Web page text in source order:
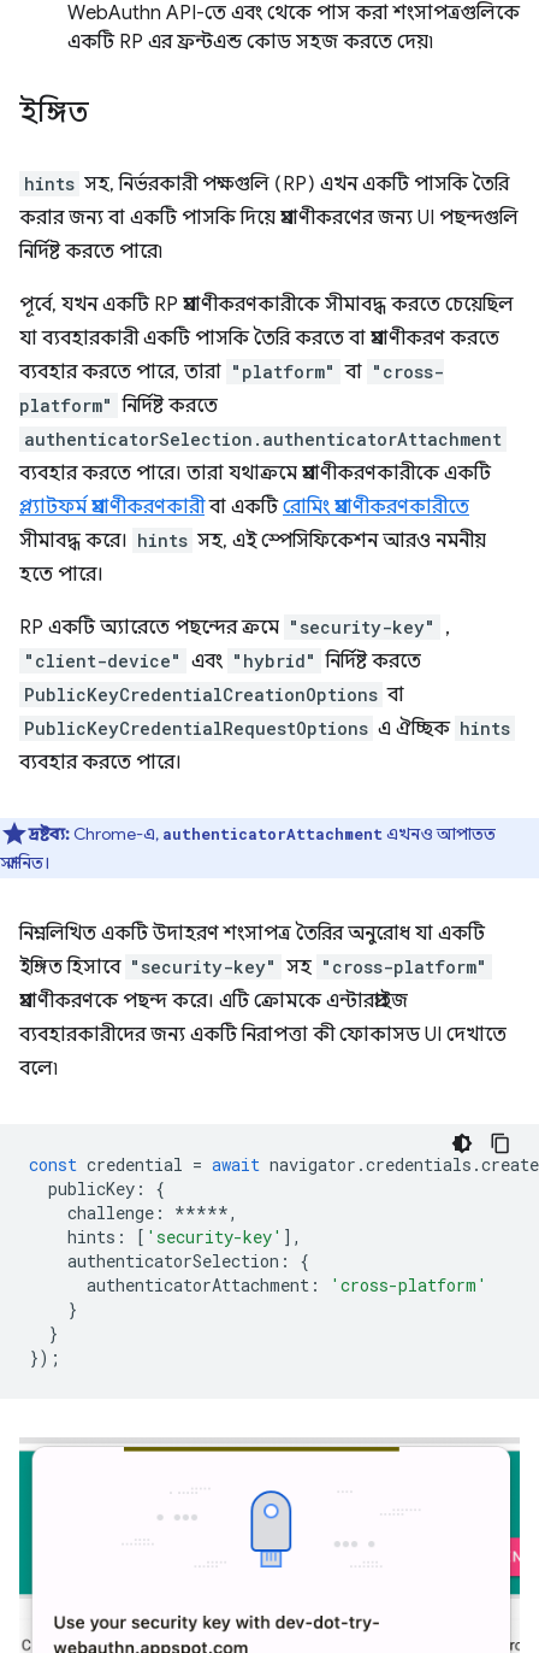
WebAuthn API-তে এবং থেকে পাস করা শংসাপত্রগুলিকে
একটি RP এর ফ্রন্টএন্ড কোড সহজ করতে দেয়৷
ইঙ্গিত
hints সহ, নির্ভরকারী পক্ষগুলি (RP) এখন একটি পাসকি তৈরি
করার জন্য বা একটি পাসকি দিয়ে প্রমাণীকরণের জন্য UI পছন্দগুলি
নির্দিষ্ট করতে পারে৷
পূর্বে, যখন একটি RP প্রমাণীকরণকারীকে সীমাবদ্ধ করতে চেয়েছিল
যা ব্যবহারকারী একটি পাসকি তৈরি করতে বা প্রমাণীকরণ করতে
ব্যবহার করতে পারে, তারা "platform" বা "cross-
platform" নির্দিষ্ট করতে
authenticatorSelection.authenticatorAttachment
ব্যবহার করতে পারে। তারা যথাক্রমে প্রমাণীকরণকারীকে একটি
প্ল্যাটফর্ম প্রমাণীকরণকারীবা একটিরোমিং প্রমাণীকরণকারীতে
সীমাবদ্ধ করে। hints সহ, এই স্পেসিফিকেশন আরও নমনীয়
হতে পারে।
RP একটি অ্যারেতে পছন্দের ক্রমে "security-key" ,
"client-device" এবং "hybrid" নির্দিষ্ট করতে
PublicKeyCredentialCreationOptions বা
PublicKeyCredentialRequestOptions এ ঐচ্ছিক hints
ব্যবহার করতে পারে।
দ্রষ্টব্য: Chrome-এ, authenticatorAttachment এখনও আপাতত
সম্মানিত।
নিম্নলিখিত একটি উদাহরণ শংসাপত্র তৈরির অনুরোধ যা একটি
ইঙ্গিত হিসাবে "security-key" সহ "cross-platform"
প্রমাণীকরণকে পছন্দ করে। এটি ক্রোমকে এন্টারপ্রাইজ
ব্যবহারকারীদের জন্য একটি নিরাপত্তা কী ফোকাসড UI দেখাতে
বলে৷
const credential = await navigator .credentials .create
publicKey :
{
challenge : *****,
hints : [ 'security-key' ],
authenticatorSelection :
{
authenticatorAttachment :
'cross-platform'
}
}
});